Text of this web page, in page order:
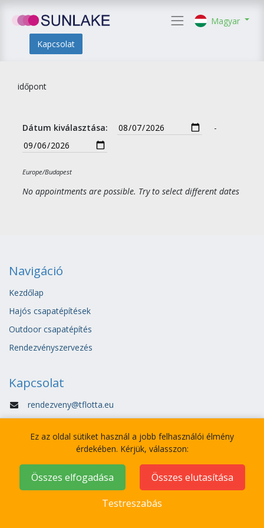
Magyar
Kapcsolat
időpont
Dátum kiválasztása: -
Europe/Budapest
No appointments are possible. Try to select different dates
Navigáció
Kezdőlap
Hajós csapatépítések
Outdoor csapatépítés
Rendezvényszervezés
Kapcsolat
rendezveny@tflotta.eu
Általános szerződési feltételek:
Adatvédelmi tájékoztató:
Ez az oldal sütiket használ a jobb felhasználói élmény
érdekében. Kérjük, válasszon:
Összes elfogadása
Összes elutasítása
Testreszabás